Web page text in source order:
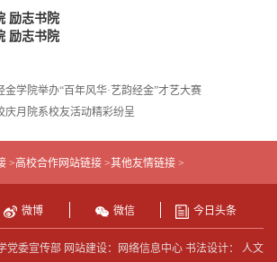
励志书院
励志书院
金学院举办“百年风华·艺韵经金”才艺大赛
庆月院系校友活动精彩纷呈
>高校合作网站链接 >其他友情链接 >
微博 微信 今日头条
党委宣传部 网站建设：网络信息中心 书法设计： 人文